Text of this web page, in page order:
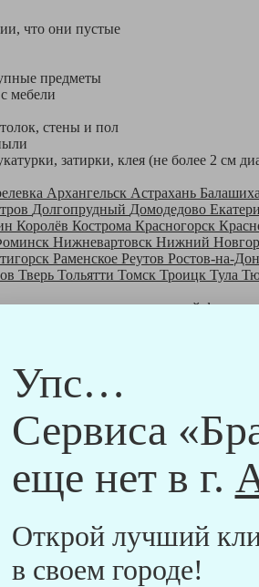
Упс…
Сервиса
еще нет в г.
Открой лучший
в своем городе!
что они пустые
предметы
мебели
стены и пол
затирки, клея (не более 2 см
Архангельск Астрахань Балашиха
Долгопрудный Домодедово
Королёв Кострома Красногорск
Нижневартовск Нижний
Раменское Реутов Ростов-на-
Тверь Тольятти Томск Троицк Тула
в своем городе понашей
обученные клинеры -
проходят аттестацию в нашем
в форме с логотипом компании
технических и
марки Kiehl: